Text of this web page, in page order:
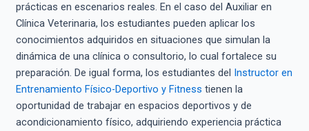
prácticas en escenarios reales. En el caso del Auxiliar en
Clínica Veterinaria, los estudiantes pueden aplicar los
conocimientos adquiridos en situaciones que simulan la
dinámica de una clínica o consultorio, lo cual fortalece su
preparación. De igual forma, los estudiantes del Instructor en
Entrenamiento Físico-Deportivo y Fitness tienen la
oportunidad de trabajar en espacios deportivos y de
acondicionamiento físico, adquiriendo experiencia práctica